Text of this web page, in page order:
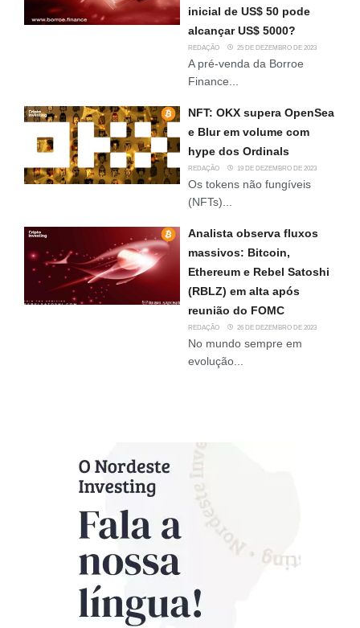
inicial de US$ 50 pode
alcançar US$ 5000?
REDAÇÃO 25 DE DEZEMBRO DE 2023
A pré-venda da Borroe
Finance...
NFT: OKX supera OpenSea
e Blur em volume com
hype dos Ordinals
REDAÇÃO 19 DE DEZEMBRO DE 2023
Os tokens não fungíveis
(NFTs)...
Analista observa fluxos
massivos: Bitcoin,
Ethereum e Rebel Satoshi
(RBLZ) em alta após
reunião do FOMC
REDAÇÃO 26 DE DEZEMBRO DE 2023
No mundo sempre em
evolução...